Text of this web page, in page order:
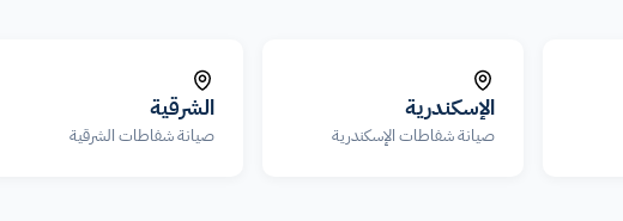
الإسكندرية
صيانة شفاطات الإسكندرية
الشرقية
صيانة شفاطات الشرقية